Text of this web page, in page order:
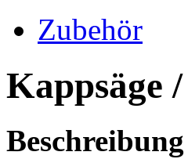
Zubehör
Kappsäge